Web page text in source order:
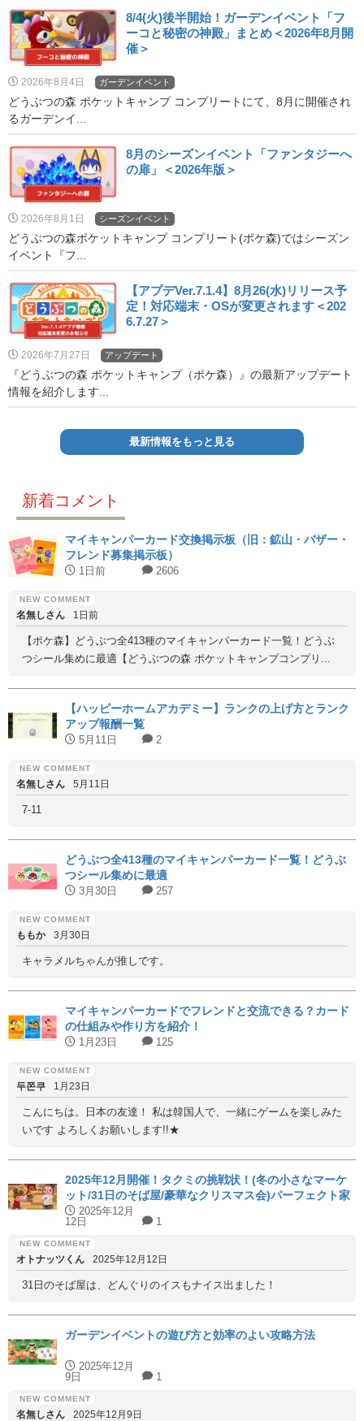
8/4(火)後半開始！ガーデンイベント「フ
ーコと秘密の神殿」まとめ＜2026年8月開
催＞
2026年8月4日 ガーデンイベント
どうぶつの森 ポケットキャンプ コンプリートにて、8月に開催され
るガーデンイ...
8月のシーズンイベント「ファンタジーへ
の扉」＜2026年版＞
2026年8月1日 シーズンイベント
どうぶつの森ポケットキャンプ コンプリート(ポケ森)ではシーズン
イベント『フ...
【アプデVer.7.1.4】8月26(水)リリース予
定！対応端末・OSが変更されます＜202
6.7.27＞
2026年7月27日 アップデート
『どうぶつの森 ポケットキャンプ（ポケ森）』の最新アップデート
情報を紹介します...
最新情報をもっと見る
新着コメント
マイキャンパーカード交換掲示板（旧：鉱山・バザー・
フレンド募集掲示板）
1日前 2606
名無しさん 1日前
【ポケ森】どうぶつ全413種のマイキャンパーカード一覧！どうぶ
つシール集めに最適【どうぶつの森 ポケットキャンプコンプリ...
【ハッピーホームアカデミー】ランクの上げ方とランク
アップ報酬一覧
5月11日 2
名無しさん 5月11日
7-11
どうぶつ全413種のマイキャンパーカード一覧！どうぶ
つシール集めに最適
3月30日 257
ももか 3月30日
キャラメルちゃんが推しです。
マイキャンパーカードでフレンドと交流できる？カード
の仕組みや作り方を紹介！
1月23日 125
두쫀쿠 1月23日
こんにちは。日本の友達！ 私は韓国人で、一緒にゲームを楽しみた
いです よろしくお願いします!!★
2025年12月開催！タクミの挑戦状！(冬の小さなマーケ
ット/31日のそば屋/豪華なクリスマス会)パーフェクト家
具と代用家具を紹介！【ハッピーホームアカデミー】
2025年12月
12日
1
オトナッツくん 2025年12月12日
31日のそば屋は、どんぐりのイスもナイス出ました！
ガーデンイベントの遊び方と効率のよい攻略方法
2025年12月
9日
1
名無しさん 2025年12月9日